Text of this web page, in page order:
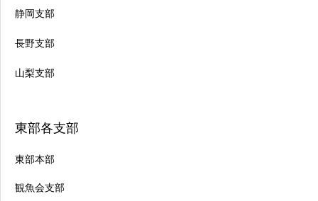
静岡支部
長野支部
山梨支部
東部各支部
東部本部
観魚会支部